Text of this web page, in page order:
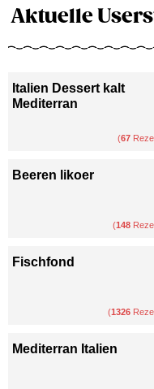
Aktuelle
Italien Dessert kalt
Mediterran
(67
Beeren likoer
(148
Fischfond
(1326
Mediterran Italien